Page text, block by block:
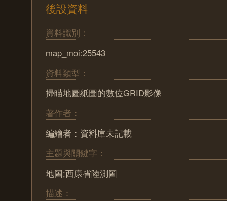
後設資料
資料識別：
map_moi:25543
資料類型：
掃瞄地圖紙圖的數位GRID影像
著作者：
編繪者：資料庫未記載
主題與關鍵字：
地圖;西康省陸測圖
描述：